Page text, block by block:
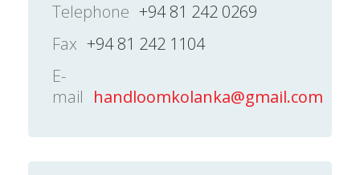
Telephone +94 81 242 0269
Fax +94 81 242 1104
E-
mail handloomkolanka@gmail.com